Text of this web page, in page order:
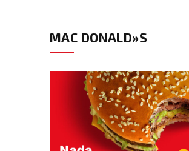
MAC DONALD»S